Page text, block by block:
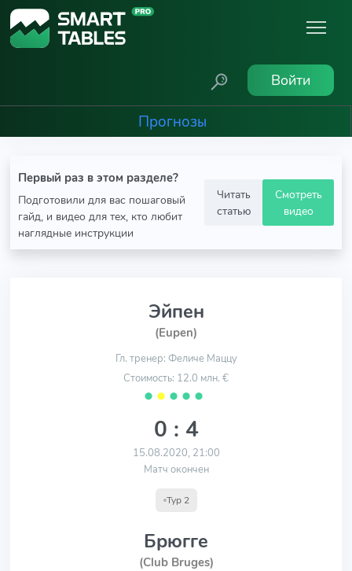
Войти
Прогнозы
Первый раз в этом разделе?
Подготовили для вас пошаговый
гайд, и видео для тех, кто любит
наглядные инструкции
Читать
статью
Смотреть
видео
Эйпен
(Eupen)
Гл. тренер: Феличе Маццу
Стоимость: 12.0 млн. €
⬤ ⬤ ⬤ ⬤ ⬤
0 : 4
15.08.2020, 21:00
Матч окончен
Тур 2
Брюгге
(Club Bruges)